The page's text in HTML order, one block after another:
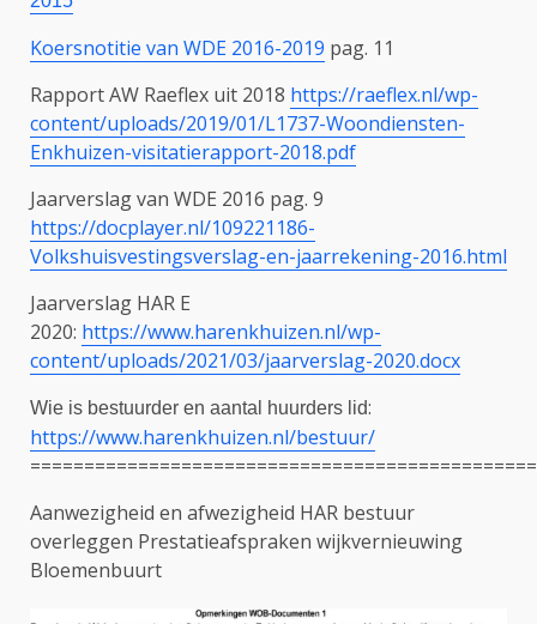
Koersnotitie van WDE 2016-2019 pag. 11
Rapport AW Raeflex uit 2018 https://raeflex.nl/wp-
content/uploads/2019/01/L1737-Woondiensten-
Enkhuizen-visitatierapport-2018.pdf
Jaarverslag van WDE 2016 pag. 9
https://docplayer.nl/109221186-
Volkshuisvestingsverslag-en-jaarrekening-2016.html
Jaarverslag HAR E
2020: https://www.harenkhuizen.nl/wp-
content/uploads/2021/03/jaarverslag-2020.docx
Wie is bestuurder en aantal huurders lid:
https://www.harenkhuizen.nl/bestuur/
Aanwezigheid en afwezigheid HAR bestuur
overleggen Prestatieafspraken wijkvernieuwing
Bloemenbuurt